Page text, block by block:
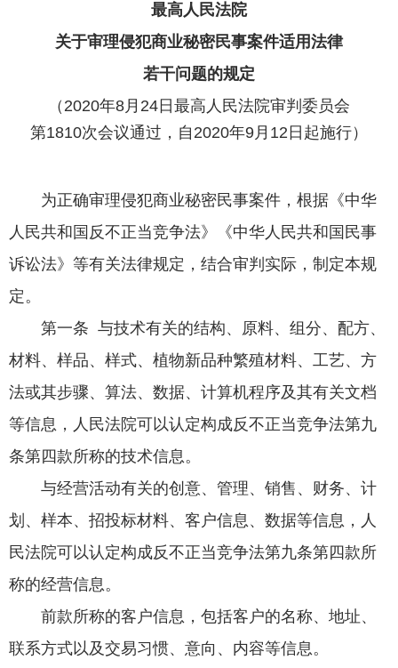
最高人民法院
关于审理侵犯商业秘密民事案件适用法律
若干问题的规定
（2020年8月24日最高人民法院审判委员会
第1810次会议通过，自2020年9月12日起施行）
为正确审理侵犯商业秘密民事案件，根据《中华
人民共和国反不正当竞争法》《中华人民共和国民事
诉讼法》等有关法律规定，结合审判实际，制定本规
定。
第一条 与技术有关的结构、原料、组分、配方、
材料、样品、样式、植物新品种繁殖材料、工艺、方
法或其步骤、算法、数据、计算机程序及其有关文档
等信息，人民法院可以认定构成反不正当竞争法第九
条第四款所称的技术信息。
与经营活动有关的创意、管理、销售、财务、计
划、样本、招投标材料、客户信息、数据等信息，人
民法院可以认定构成反不正当竞争法第九条第四款所
称的经营信息。
前款所称的客户信息，包括客户的名称、地址、
联系方式以及交易习惯、意向、内容等信息。